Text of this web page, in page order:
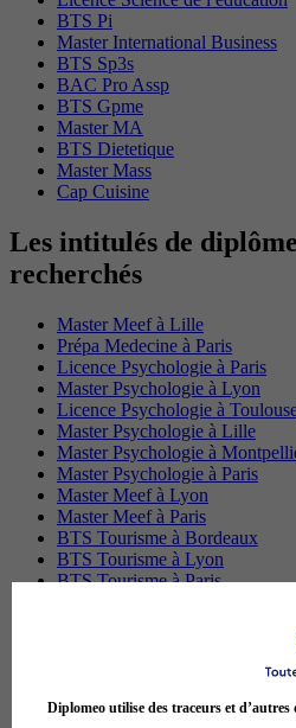
BTS Pi
Master International Business
BTS Sp3s
BAC Pro Assp
BTS Gpme
Master MA
BTS Dietetique
Master Mass
Cap Cuisine
Les intitulés de
recherchés
Master Meef à Lille
Prépa Medecine à Paris
Licence Psychologie à Paris
Master Psychologie à Lyon
Licence Psychologie à
Master Psychologie à Lille
Master Psychologie à
Master Psychologie à Paris
Master Meef à Lyon
Master Meef à Paris
BTS Tourisme à Bordeaux
BTS Tourisme à Lyon
BTS Tourisme à Paris
BTS Communication à
BTS Communication à Lyon
Diplomeo utilise des traceurs et